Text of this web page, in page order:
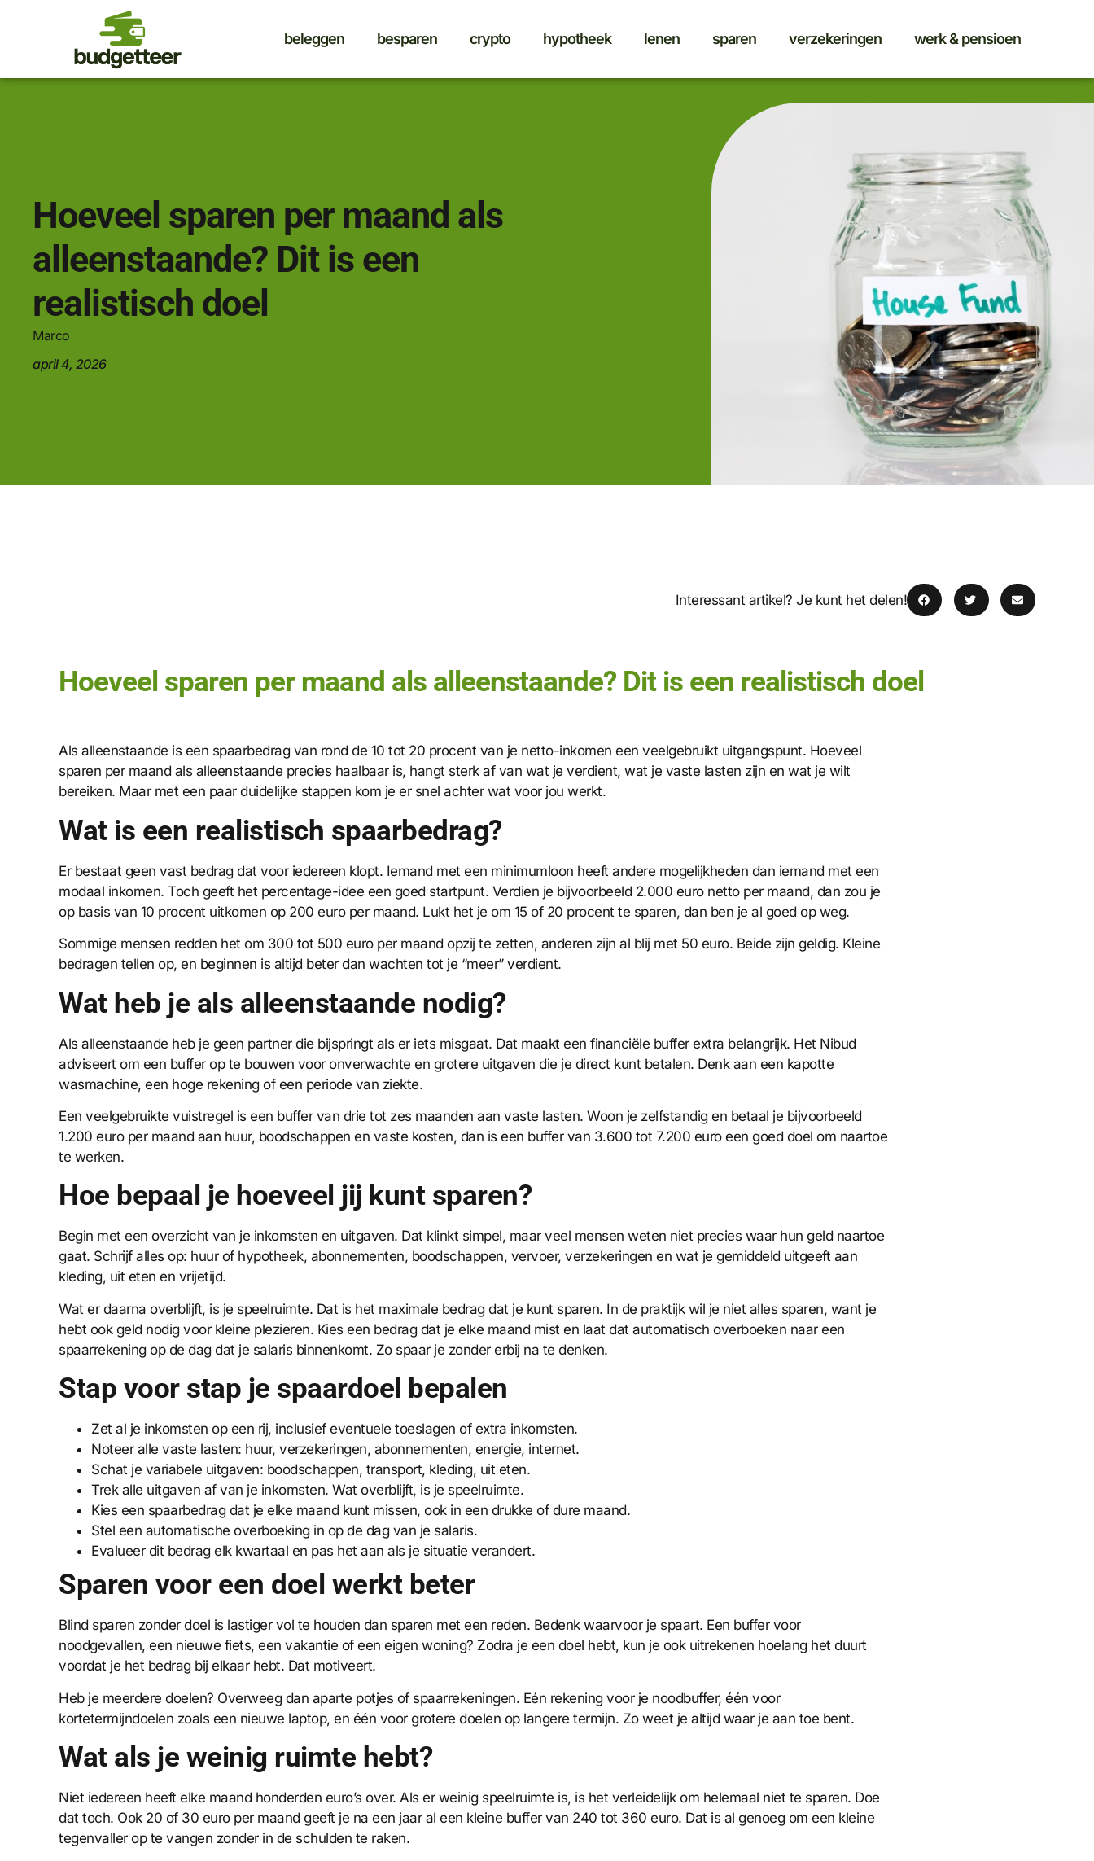
beleggen besparen crypto hypotheek lenen sparen verzekeringen werk & pensioen
Hoeveel sparen per maand als
alleenstaande? Dit is een
realistisch doel
Marco
april 4, 2026
Interessant artikel? Je kunt het delen!
Hoeveel sparen per maand als alleenstaande? Dit is een realistisch doel
Als alleenstaande is een spaarbedrag van rond de 10 tot 20 procent van je netto-inkomen een veelgebruikt uitgangspunt. Hoeveel
sparen per maand als alleenstaande precies haalbaar is, hangt sterk af van wat je verdient, wat je vaste lasten zijn en wat je wilt
bereiken. Maar met een paar duidelijke stappen kom je er snel achter wat voor jou werkt.
Wat is een realistisch spaarbedrag?
Er bestaat geen vast bedrag dat voor iedereen klopt. Iemand met een minimumloon heeft andere mogelijkheden dan iemand met een
modaal inkomen. Toch geeft het percentage-idee een goed startpunt. Verdien je bijvoorbeeld 2.000 euro netto per maand, dan zou je
op basis van 10 procent uitkomen op 200 euro per maand. Lukt het je om 15 of 20 procent te sparen, dan ben je al goed op weg.
Sommige mensen redden het om 300 tot 500 euro per maand opzij te zetten, anderen zijn al blij met 50 euro. Beide zijn geldig. Kleine
bedragen tellen op, en beginnen is altijd beter dan wachten tot je “meer” verdient.
Wat heb je als alleenstaande nodig?
Als alleenstaande heb je geen partner die bijspringt als er iets misgaat. Dat maakt een financiële buffer extra belangrijk. Het Nibud
adviseert om een buffer op te bouwen voor onverwachte en grotere uitgaven die je direct kunt betalen. Denk aan een kapotte
wasmachine, een hoge rekening of een periode van ziekte.
Een veelgebruikte vuistregel is een buffer van drie tot zes maanden aan vaste lasten. Woon je zelfstandig en betaal je bijvoorbeeld
1.200 euro per maand aan huur, boodschappen en vaste kosten, dan is een buffer van 3.600 tot 7.200 euro een goed doel om naartoe
te werken.
Hoe bepaal je hoeveel jij kunt sparen?
Begin met een overzicht van je inkomsten en uitgaven. Dat klinkt simpel, maar veel mensen weten niet precies waar hun geld naartoe
gaat. Schrijf alles op: huur of hypotheek, abonnementen, boodschappen, vervoer, verzekeringen en wat je gemiddeld uitgeeft aan
kleding, uit eten en vrijetijd.
Wat er daarna overblijft, is je speelruimte. Dat is het maximale bedrag dat je kunt sparen. In de praktijk wil je niet alles sparen, want je
hebt ook geld nodig voor kleine plezieren. Kies een bedrag dat je elke maand mist en laat dat automatisch overboeken naar een
spaarrekening op de dag dat je salaris binnenkomt. Zo spaar je zonder erbij na te denken.
Stap voor stap je spaardoel bepalen
Zet al je inkomsten op een rij, inclusief eventuele toeslagen of extra inkomsten.
Noteer alle vaste lasten: huur, verzekeringen, abonnementen, energie, internet.
Schat je variabele uitgaven: boodschappen, transport, kleding, uit eten.
Trek alle uitgaven af van je inkomsten. Wat overblijft, is je speelruimte.
Kies een spaarbedrag dat je elke maand kunt missen, ook in een drukke of dure maand.
Stel een automatische overboeking in op de dag van je salaris.
Evalueer dit bedrag elk kwartaal en pas het aan als je situatie verandert.
Sparen voor een doel werkt beter
Blind sparen zonder doel is lastiger vol te houden dan sparen met een reden. Bedenk waarvoor je spaart. Een buffer voor
noodgevallen, een nieuwe fiets, een vakantie of een eigen woning? Zodra je een doel hebt, kun je ook uitrekenen hoelang het duurt
voordat je het bedrag bij elkaar hebt. Dat motiveert.
Heb je meerdere doelen? Overweeg dan aparte potjes of spaarrekeningen. Eén rekening voor je noodbuffer, één voor
kortetermijndoelen zoals een nieuwe laptop, en één voor grotere doelen op langere termijn. Zo weet je altijd waar je aan toe bent.
Wat als je weinig ruimte hebt?
Niet iedereen heeft elke maand honderden euro’s over. Als er weinig speelruimte is, is het verleidelijk om helemaal niet te sparen. Doe
dat toch. Ook 20 of 30 euro per maand geeft je na een jaar al een kleine buffer van 240 tot 360 euro. Dat is al genoeg om een kleine
tegenvaller op te vangen zonder in de schulden te raken.